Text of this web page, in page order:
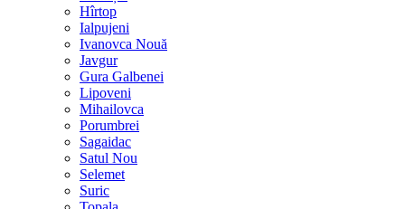
Hîrtop
Ialpujeni
Ivanovca Nouă
Javgur
Gura Galbenei
Lipoveni
Mihailovca
Porumbrei
Sagaidac
Satul Nou
Selemet
Suric